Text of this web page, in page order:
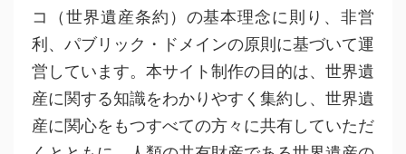
コ（世界遺産条約）の基本理念に則り、非営
利、パブリック・ドメインの原則に基づいて運
営しています。本サイト制作の目的は、世界遺
産に関する知識をわかりやすく集約し、世界遺
産に関心をもつすべての方々に共有していただ